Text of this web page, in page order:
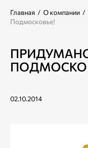
Главная / О компании /
Подмосковье!
02.10.2014